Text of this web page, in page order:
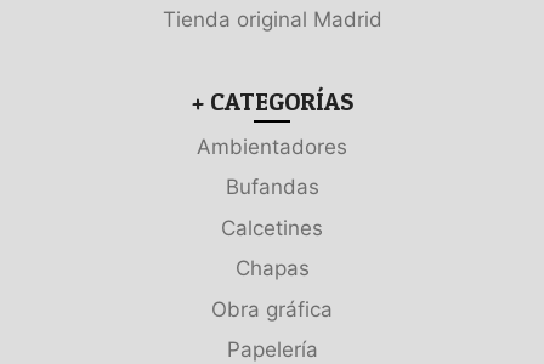
Tienda original Madrid
+ CATEGORÍAS
Ambientadores
Bufandas
Calcetines
Chapas
Obra gráfica
Papelería